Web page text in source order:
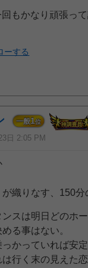
もかなり頑張っ
ーする
一般1位
日 2:05 PM
織りなす、150分
スは明日どのホ
る事はない。
かっていれば安
行く末の見えた恋